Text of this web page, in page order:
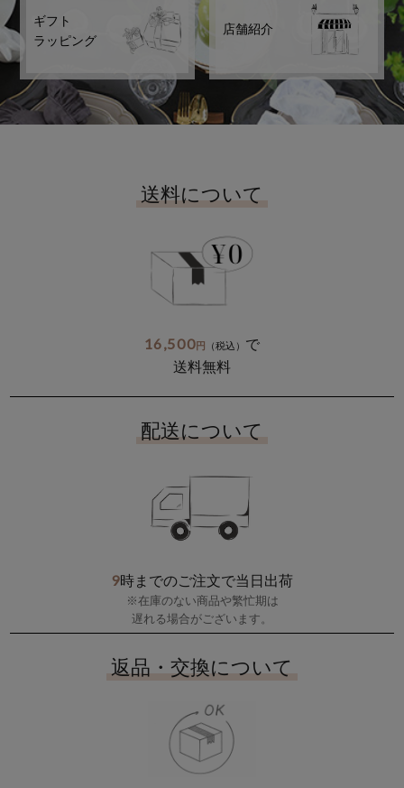
ギフト
ラッピング
店舗紹介
送料について
16,500円 （税込） で
送料無料
配送について
9時までのご注文で当日出荷
※在庫のない商品や繁忙期は
遅れる場合がございます。
返品・交換について